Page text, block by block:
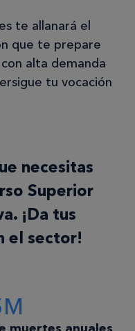
te allanará el
que te prepare
alta demanda
tu vocación
necesitas
Superior
¡Da tus
el sector!